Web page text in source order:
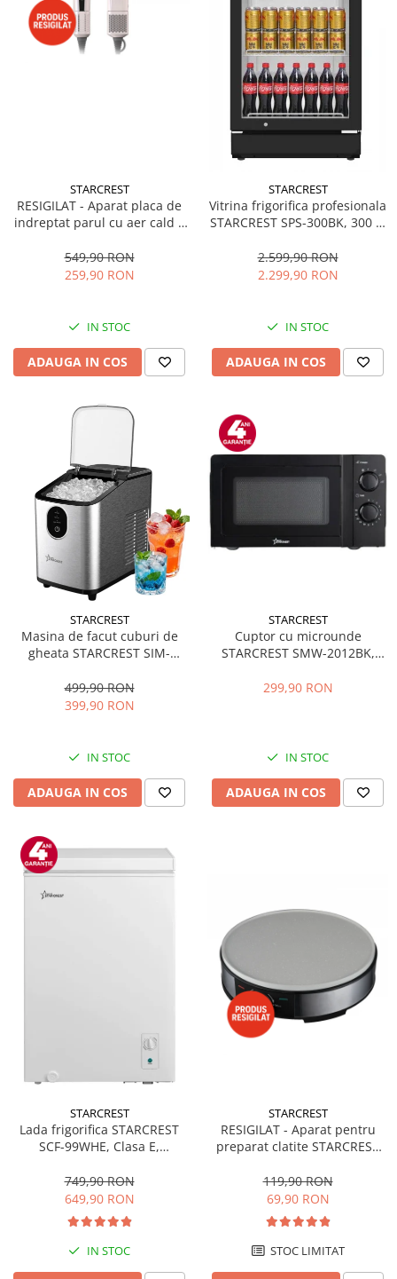
STARCREST
RESIGILAT - Aparat placa de
indreptat parul cu aer cald 2
1300 W, Uscare si indreptare,
Afisaj LCD, Tehnologie cu ioni
549,90 RON
259,90 RON
IN STOC
ADAUGA IN COS
STARCREST
Vitrina frigorifica profesionala
STARCREST SPS-300BK, 300 L,
LED, H 169.5 cm, Negru
2.599,90 RON
2.299,90 RON
IN STOC
ADAUGA IN COS
STARCREST
Masina de facut cuburi de
gheata STARCREST SIM-
12Kg/24h, Cos gheata
detasabil, Rezervor apa 0.8 l,
499,90 RON
399,90 RON
IN STOC
ADAUGA IN COS
STARCREST
Cuptor cu microunde
STARCREST SMW-2012BK,
mecanic, 6 Trepte de putere,
299,90 RON
IN STOC
ADAUGA IN COS
STARCREST
Lada frigorifica STARCREST
SCF-99WHE, Clasa E,
convertibil - functie frigider,
Termostat reglabil, Alb
749,90 RON
649,90 RON
IN STOC
STARCREST
RESIGILAT - Aparat pentru
preparat clatite STARCREST
invelis ceramic antiaderent,
30 cm, Inox / Negru
119,90 RON
69,90 RON
STOC LIMITAT